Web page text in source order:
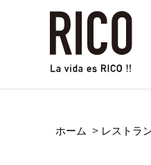
ホーム > レストラ